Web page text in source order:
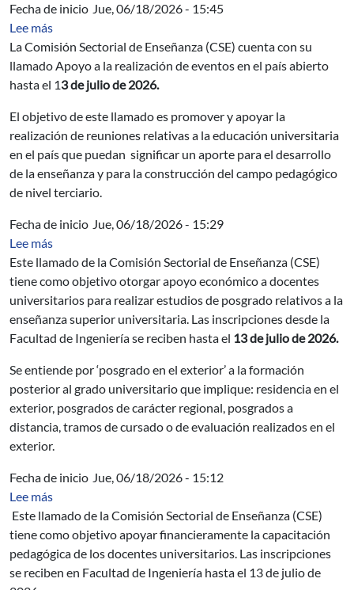
Fecha de inicio Jue, 06/18/2026 - 15:45
Lee mássobre CSE: Apoyo a la realización de eventos en el país
La Comisión Sectorial de Enseñanza (CSE) cuenta con su
llamado Apoyo a la realización de eventos en el país abierto
hasta el 13 de julio de 2026.
El objetivo de este llamado es promover y apoyar la
realización de reuniones relativas a la educación universitaria
en el país que puedan significar un aporte para el desarrollo
de la enseñanza y para la construcción del campo pedagógico
de nivel terciario.
Fecha de inicio Jue, 06/18/2026 - 15:29
Lee mássobre CSE: Apoyo a la formación en posgrados en el
Este llamado de la Comisión Sectorial de Enseñanza (CSE)
tiene como objetivo otorgar apoyo económico a docentes
universitarios para realizar estudios de posgrado relativos a la
enseñanza superior universitaria. Las inscripciones desde la
Facultad de Ingeniería se reciben hasta el 13 de julio de 2026.
Se entiende por ‘posgrado en el exterior’ a la formación
posterior al grado universitario que implique: residencia en el
exterior, posgrados de carácter regional, posgrados a
distancia, tramos de cursado o de evaluación realizados en el
exterior.
Fecha de inicio Jue, 06/18/2026 - 15:12
Lee mássobre CSE: Apoyo a actividades de perfeccionamiento
Este llamado de la Comisión Sectorial de Enseñanza (CSE)
tiene como objetivo apoyar financieramente la capacitación
pedagógica de los docentes universitarios. Las inscripciones
se reciben en Facultad de Ingeniería hasta el 13 de julio de